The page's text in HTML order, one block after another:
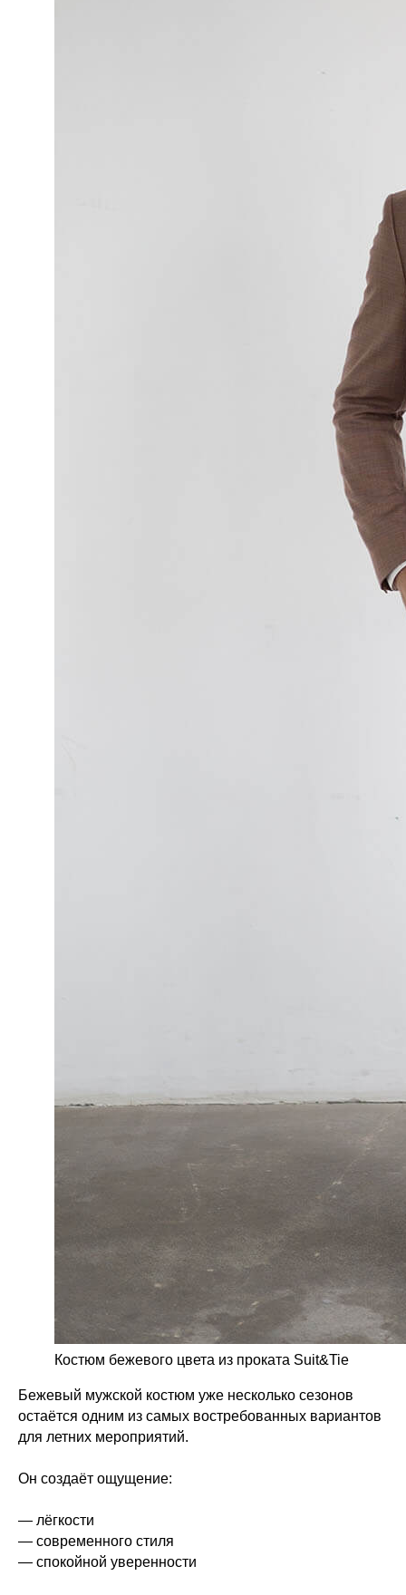
Костюм бежевого цвета из проката Suit&Tie
Бежевый мужской костюм уже несколько сезонов
остаётся одним из самых востребованных вариантов
для летних мероприятий.
Он создаёт ощущение:
— лёгкости
— современного стиля
— спокойной уверенности